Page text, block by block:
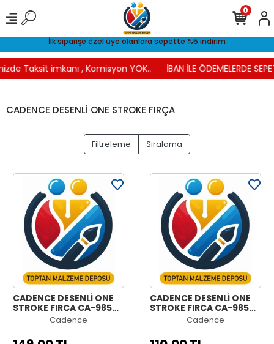
İlk siparişe özel üye olanlara sepette %5 indirim
Taksit imkanı , Komisyon YOK.. İBAN İLE ÖDEMELERDE
0
CADENCE DESENLİ ONE STROKE FIRÇA
Filtreleme Sıralama
CADENCE DESENLİ ONE
STROKE FIRÇA CA-985
Cadence
CADENCE DESENLİ ONE
STROKE FIRÇA CA-985
Cadence